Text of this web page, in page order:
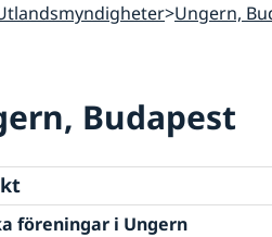
Ungern,
Budapest
föreningar i Ungern